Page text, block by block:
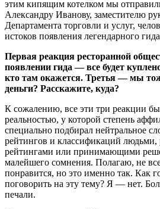
этим кипящим котелком мы
Александру Иванову, заместителю
Департамента торговли и услуг,
истоков появления легендарного
Первая реакция ресторанной
появлении гида — все будет
кто там окажется. Третья — мы
деньги? Расскажите, куда?
К сожалению, все эти три реакции
реальностью, у которой степень
специально подбирал нейтральное
рейтингов и классификаций
рейтингами или принимающими
малейшего сомнения. Полагаю, не
понравится, но это именно так. Как
поговорить на эту тему? Я — нет.
печали.